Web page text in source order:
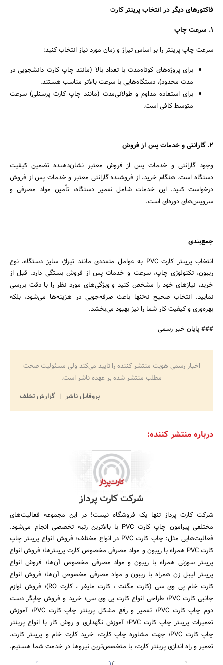
فاکتورهای دیگر در انتخاب پرینتر کارت
1. سرعت چاپ
سرعت چاپ پرینتر را بر اساس تیراژ و زمان مورد نیاز انتخاب کنید:
برای پروژه‌های کوتاه‌مدت با تعداد بالا (مانند چاپ کارت دانشجویی در
مدت محدود)، دستگاه‌هایی با سرعت بالاتر مناسب هستند.
برای استفاده مداوم و طولانی‌مدت (مانند چاپ کارت پرسنلی) سرعت
متوسط کافی است.
2. گارانتی و خدمات پس از فروش
وجود گارانتی و خدمات پس از فروش معتبر نشان‌دهنده تضمین کیفیت
دستگاه است. هنگام خرید، از فروشنده گارانتی معتبر و خدمات پس از فروش
درخواست کنید. این خدمات شامل تعمیر دستگاه، تأمین مواد مصرفی و
سرویس‌های دوره‌ای است.
جمع‌بندی
انتخاب پرینتر کارت PVC به عوامل متعددی مانند تیراژ، سایز دستگاه، نوع
ریبون، تکنولوژی چاپ، سرعت و خدمات پس از فروش بستگی دارد. قبل از
خرید، نیازهای خود را مشخص کنید و ویژگی‌های مورد نظر را با دقت بررسی
نمایید. انتخاب صحیح نه‌تنها باعث صرفه‌جویی در هزینه‌ها می‌شود، بلکه
بهره‌وری و کیفیت کار شما را نیز بهبود می‌بخشد.
### پایان خبر رسمی
اخبار رسمی هویت منتشر کننده را تایید می‌کند ولی مسئولیت صحت
مطلب منتشر شده بر عهده ناشر است.
پروفایل ناشر
گزارش تخلف
درباره منتشر کننده:
شرکت کارت پرداز
شرکت کارت پرداز تنها یک فروشگاه نیست! در این مجموعه فعالیت­‌های
مختلفی پیرامون چاپ کارت PVC با بالاترین رتبه تخصصی انجام می­‌شود.
فعالیت‌هایی مثل: چاپ کارت PVC در انواع مختلف؛ فروش انواع پرینتر چاپ
کارت PVC همراه با ریبون و مواد مصرفی مخصوص کارت پرینترها؛ فروش انواع
پرینتر سوزنی همراه با ریبون و مواد مصرفی مخصوص آن‌ها؛ فروش انواع
پرینتر لیبل زن همراه با ریبون و مواد مصرفی مخصوص آن‌ها؛ فروش انواع
کارت خام پی وی سی (کارت مگنت ، کارت مایفر ، کارت RO)؛ فروش لوازم
جانبی کارت PVC؛ طراحی انواع کارت پی وی سی؛ خرید و فروش چاپگر دست
دوم چاپ کارت PVC؛ تعمیر و رفع مشکل پرینتر چاپ کارت PVC؛ آموزش
تعمیرات پرینتر چاپ کارت PVC؛ آموزش نگهداری و روش کار با انواع پرینتر
چاپ کارت PVC؛ جهت مشاوره چاپ کارت، خرید کارت خام و پرینتر کارت،
تعمیر و راه اندازی پرینتر کارت، با متخصص‌ترین نیروها در خدمت شما هستیم.